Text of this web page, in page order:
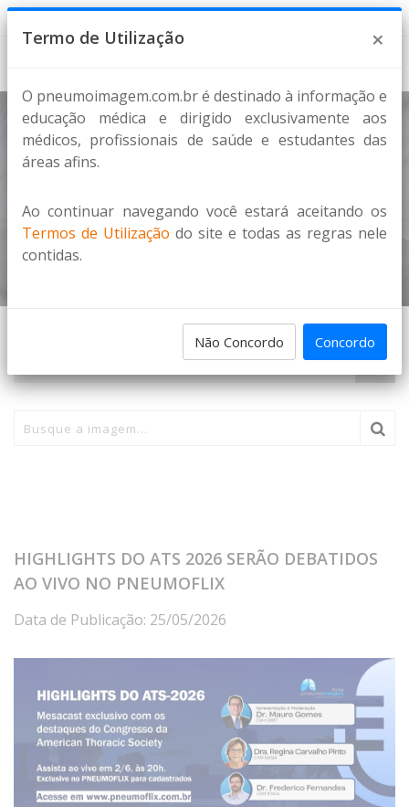
Notícias
VIVO NO PNEUMOFLIX
Home Notícias
PESQUISA DE IMAGENS
HIGHLIGHTS DO ATS 2026 SERÃO DEBATIDOS
AO VIVO NO PNEUMOFLIX
Data de Publicação: 25/05/2026
×
Termo de Utilização
O pneumoimagem.com.br é destinado à informação e
educação médica e dirigido exclusivamente aos
médicos, profissionais de saúde e estudantes das
áreas afins.
Ao continuar navegando você estará aceitando os
Termos de Utilização do site e todas as regras nele
contidas.
Não Concordo Concordo